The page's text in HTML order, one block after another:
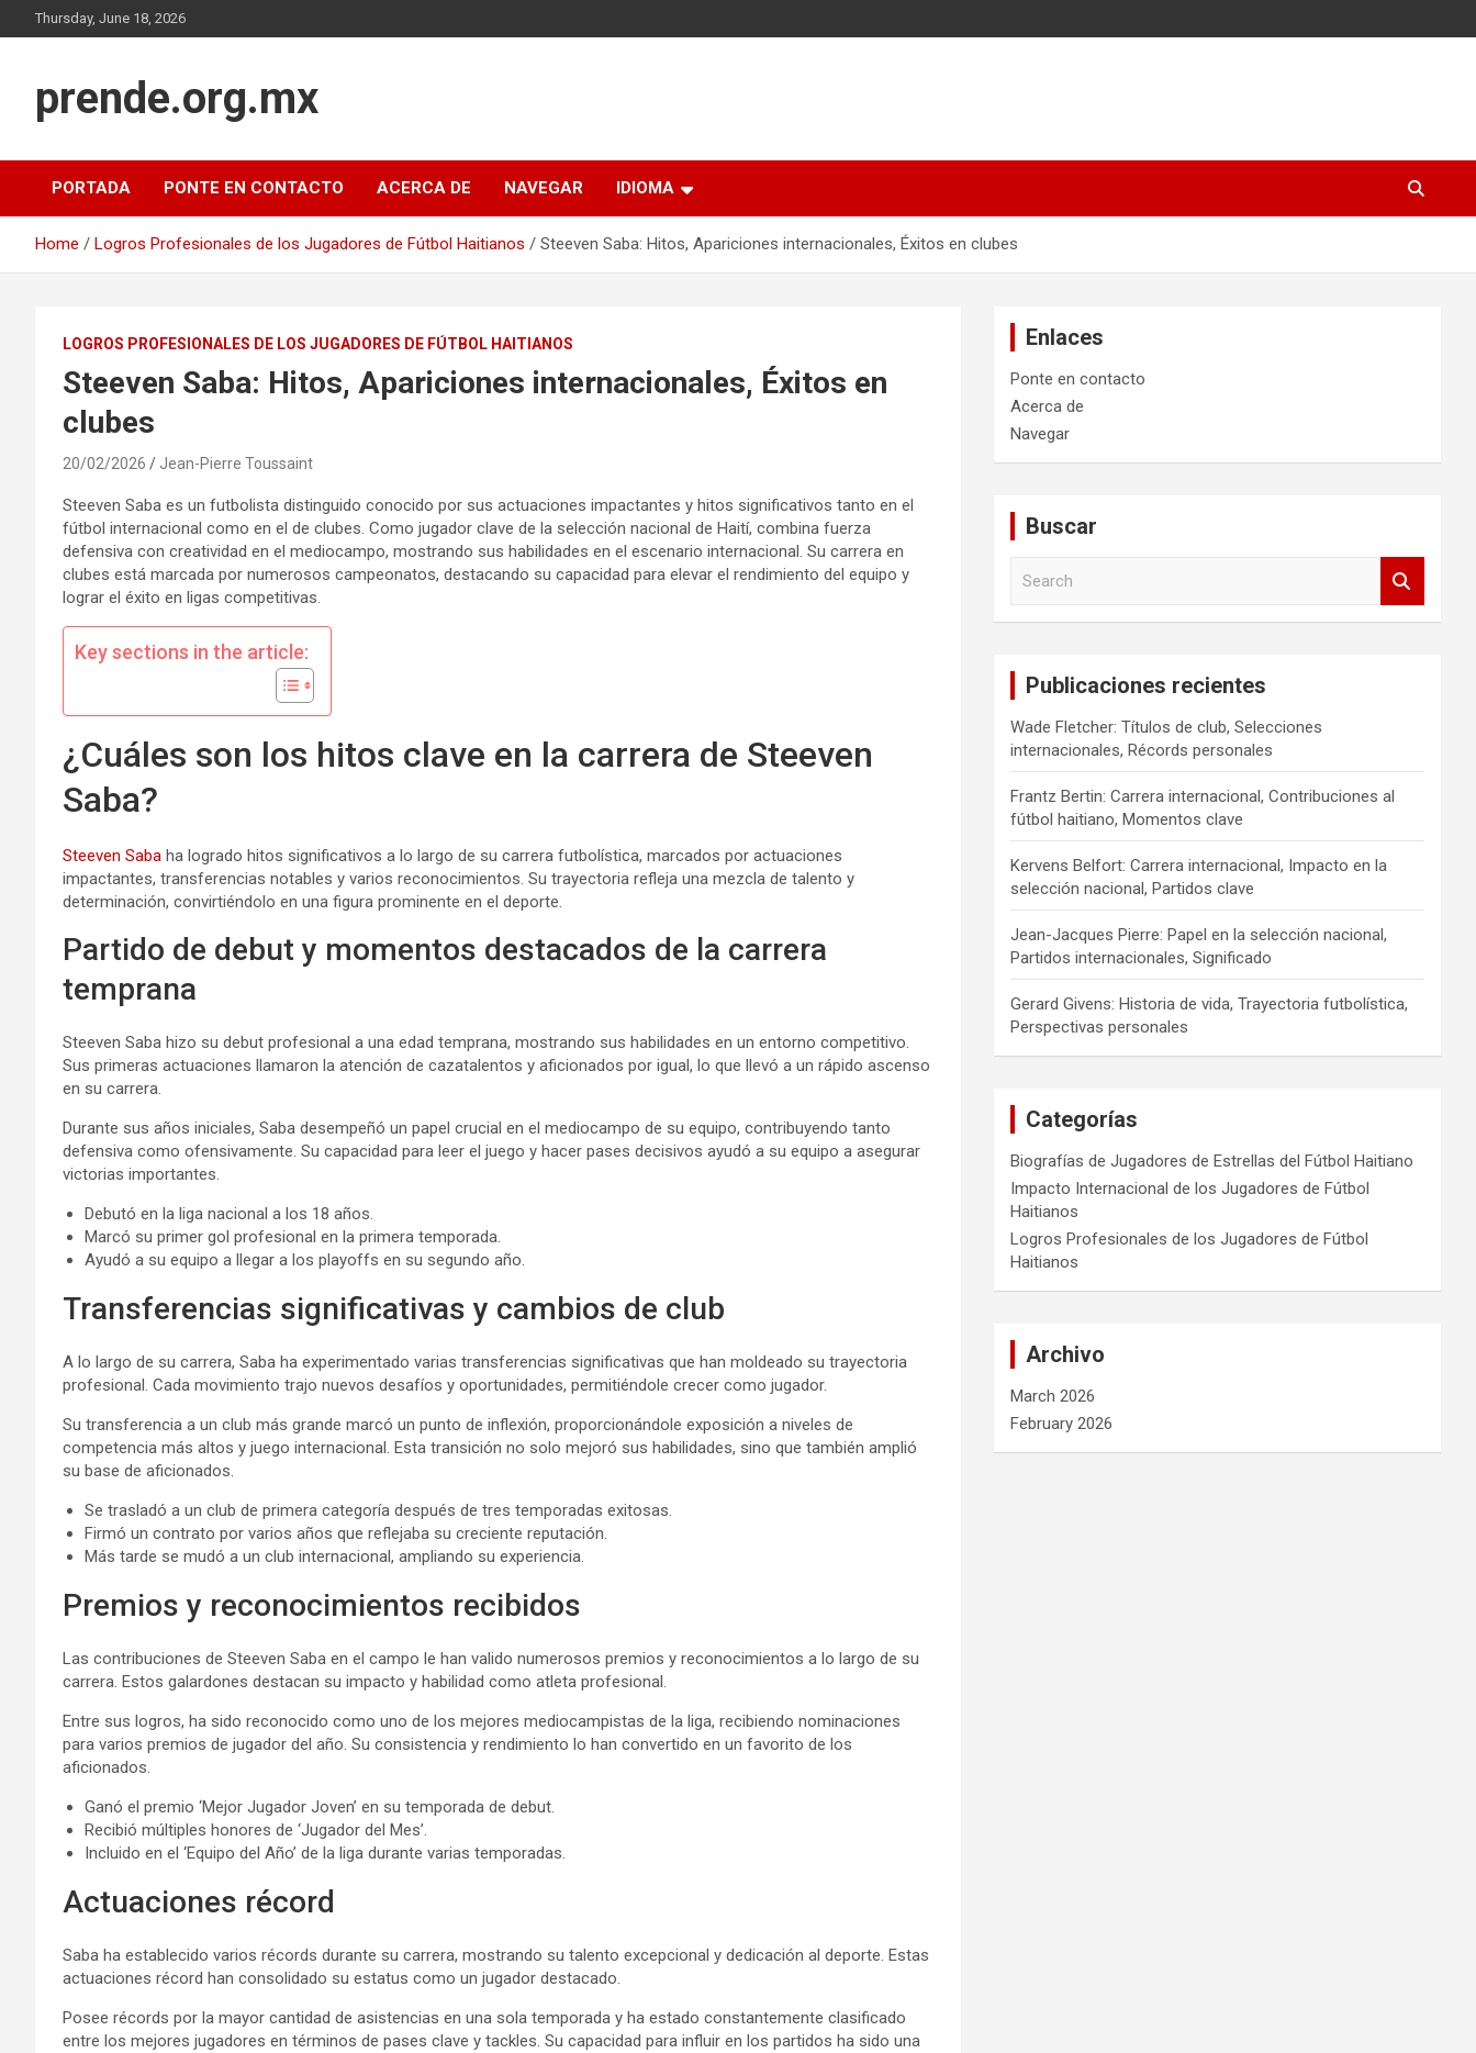
to
Thursday, June 18, 2026
prende.org.mx
PORTADA PONTE EN CONTACTO ACERCA DE NAVEGAR IDIOMA
Home Logros Profesionales de los Jugadores de Fútbol Haitianos Steeven Saba: Hitos, Apariciones internacionales, Éxitos en clubes
LOGROS PROFESIONALES DE LOS JUGADORES DE FÚTBOL HAITIANOS
Steeven Saba: Hitos, Apariciones internacionales, Éxitos en
clubes
20/02/2026 Jean-Pierre Toussaint
Steeven Saba es un futbolista distinguido conocido por sus actuaciones impactantes y hitos significativos tanto en el
fútbol internacional como en el de clubes. Como jugador clave de la selección nacional de Haití, combina fuerza
defensiva con creatividad en el mediocampo, mostrando sus habilidades en el escenario internacional. Su carrera en
clubes está marcada por numerosos campeonatos, destacando su capacidad para elevar el rendimiento del equipo y
lograr el éxito en ligas competitivas.
Key sections in the article:
¿Cuáles son los hitos clave en la carrera de Steeven
Saba?
Steeven Saba ha logrado hitos significativos a lo largo de su carrera futbolística, marcados por actuaciones
impactantes, transferencias notables y varios reconocimientos. Su trayectoria refleja una mezcla de talento y
determinación, convirtiéndolo en una figura prominente en el deporte.
Partido de debut y momentos destacados de la carrera
temprana
Steeven Saba hizo su debut profesional a una edad temprana, mostrando sus habilidades en un entorno competitivo.
Sus primeras actuaciones llamaron la atención de cazatalentos y aficionados por igual, lo que llevó a un rápido ascenso
en su carrera.
Durante sus años iniciales, Saba desempeñó un papel crucial en el mediocampo de su equipo, contribuyendo tanto
defensiva como ofensivamente. Su capacidad para leer el juego y hacer pases decisivos ayudó a su equipo a asegurar
victorias importantes.
Debutó en la liga nacional a los 18 años.
Marcó su primer gol profesional en la primera temporada.
Ayudó a su equipo a llegar a los playoffs en su segundo año.
Transferencias significativas y cambios de club
A lo largo de su carrera, Saba ha experimentado varias transferencias significativas que han moldeado su trayectoria
profesional. Cada movimiento trajo nuevos desafíos y oportunidades, permitiéndole crecer como jugador.
Su transferencia a un club más grande marcó un punto de inflexión, proporcionándole exposición a niveles de
competencia más altos y juego internacional. Esta transición no solo mejoró sus habilidades, sino que también amplió
su base de aficionados.
Se trasladó a un club de primera categoría después de tres temporadas exitosas.
Firmó un contrato por varios años que reflejaba su creciente reputación.
Más tarde se mudó a un club internacional, ampliando su experiencia.
Premios y reconocimientos recibidos
Las contribuciones de Steeven Saba en el campo le han valido numerosos premios y reconocimientos a lo largo de su
carrera. Estos galardones destacan su impacto y habilidad como atleta profesional.
Entre sus logros, ha sido reconocido como uno de los mejores mediocampistas de la liga, recibiendo nominaciones
para varios premios de jugador del año. Su consistencia y rendimiento lo han convertido en un favorito de los
aficionados.
Ganó el premio ‘Mejor Jugador Joven’ en su temporada de debut.
Recibió múltiples honores de ‘Jugador del Mes’.
Incluido en el ‘Equipo del Año’ de la liga durante varias temporadas.
Actuaciones récord
Saba ha establecido varios récords durante su carrera, mostrando su talento excepcional y dedicación al deporte. Estas
actuaciones récord han consolidado su estatus como un jugador destacado.
Posee récords por la mayor cantidad de asistencias en una sola temporada y ha estado constantemente clasificado
entre los mejores jugadores en términos de pases clave y tackles. Su capacidad para influir en los partidos ha sido una
Enlaces
Ponte en contacto
Acerca de
Navegar
Buscar
Publicaciones recientes
Wade Fletcher: Títulos de club, Selecciones
internacionales, Récords personales
Frantz Bertin: Carrera internacional, Contribuciones al
fútbol haitiano, Momentos clave
Kervens Belfort: Carrera internacional, Impacto en la
selección nacional, Partidos clave
Jean-Jacques Pierre: Papel en la selección nacional,
Partidos internacionales, Significado
Gerard Givens: Historia de vida, Trayectoria futbolística,
Perspectivas personales
Categorías
Biografías de Jugadores de Estrellas del Fútbol Haitiano
Impacto Internacional de los Jugadores de Fútbol
Haitianos
Logros Profesionales de los Jugadores de Fútbol
Haitianos
Archivo
March 2026
February 2026